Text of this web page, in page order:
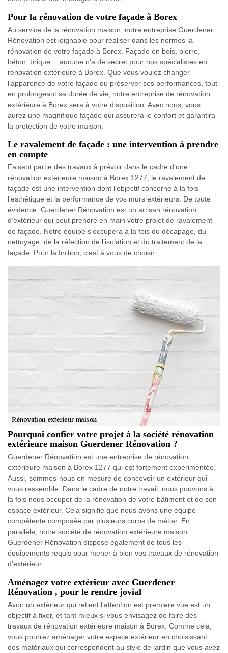
Pour la rénovation de votre façade à Borex
Au service de la rénovation maison, notre entreprise Guerdener
Rénovation est joignable pour réaliser dans les normes la
rénovation de votre façade à Borex. Façade en bois, pierre,
béton, brique… aucune n’a de secret pour nos spécialistes en
rénovation extérieure à Borex. Que vous voulez changer
l’apparence de votre façade ou préserver ses performances, tout
en prolongeant sa durée de vie, notre entreprise de rénovation
extérieure à Borex sera à votre disposition. Avec nous, vous
aurez une magnifique façade qui assurera le confort et garantira
la protection de votre maison.
Le ravalement de façade : une intervention à prendre
en compte
Faisant partie des travaux à prévoir dans le cadre d’une
rénovation extérieure maison à Borex 1277, le ravalement de
façade est une intervention dont l’objectif concerne à la fois
l’esthétique et la performance de vos murs extérieurs. De toute
évidence, Guerdener Rénovation est un artisan rénovation
d’extérieur qui peut prendre en main votre projet de ravalement
de façade. Notre équipe s’occupera à la fois du décapage, du
nettoyage, de la réfection de l’isolation et du traitement de la
façade. Pour la finition, c’est à vous de choisir.
Pourquoi confier votre projet à la société rénovation
extérieure maison Guerdener Rénovation ?
Guerdener Rénovation est une entreprise de rénovation
extérieure maison à Borex 1277 qui est fortement expérimentée.
Aussi, sommes-nous en mesure de concevoir un extérieur qui
vous ressemble. Dans le cadre de notre travail, nous pouvons à
la fois nous occuper de la rénovation de votre bâtiment et de son
espace extérieur. Cela signifie que nous avons une équipe
compétente composée par plusieurs corps de métier. En
parallèle, notre société de rénovation extérieure maison
Guerdener Rénovation dispose également de tous les
équipements requis pour mener à bien vos travaux de rénovation
d’extérieur.
Aménagez votre extérieur avec Guerdener
Rénovation , pour le rendre jovial
Avoir un extérieur qui retient l’attention est première vue est un
objectif à fixer, et tant mieux si vous envisagez de faire des
travaux de rénovation extérieure maison à Borex. Comme cela,
vous pourrez aménager votre espace extérieur en choisissant
des matériaux qui correspondent au style de jardin que vous avez